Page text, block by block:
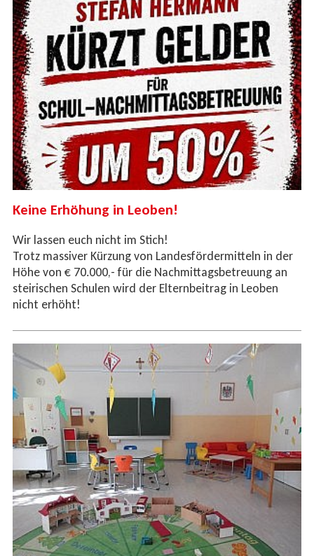
Keine Erhöhung in Leoben!
Wir lassen euch nicht im Stich!
Trotz massiver Kürzung von Landesfördermitteln in der
Höhe von € 70.000,- für die Nachmittagsbetreuung an
steirischen Schulen wird der Elternbeitrag in Leoben
nicht erhöht!